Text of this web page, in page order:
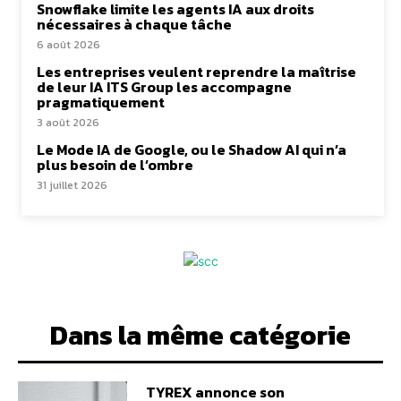
Snowflake limite les agents IA aux droits
nécessaires à chaque tâche
6 août 2026
Les entreprises veulent reprendre la maîtrise
de leur IA ITS Group les accompagne
pragmatiquement
3 août 2026
Le Mode IA de Google, ou le Shadow AI qui n’a
plus besoin de l’ombre
31 juillet 2026
Dans la même catégorie
TYREX annonce son